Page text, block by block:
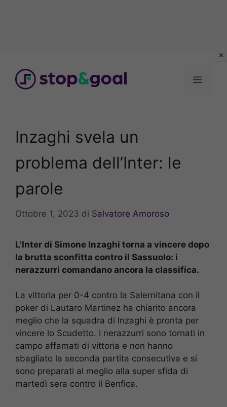
contenuto
Menu
Inzaghi svela un
problema dell’Inter: le
parole
Ottobre 1, 2023 di Salvatore Amoroso
L’Inter di Simone Inzaghi torna a vincere dopo
la brutta sconfitta contro il Sassuolo: i
nerazzurri comandano ancora la classifica.
La vittoria per 0-4 contro la Salernitana con il
poker di Lautaro Martinez ha chiarito ancora
meglio che la squadra di Inzaghi è pronta per
vincere lo Scudetto. I nerazzurri sono tornati in
campo affamati di vittoria e non hanno
sbagliato la seconda partita consecutiva e si
sono preparati al meglio alla super sfida di
martedì sera contro il Benfica.